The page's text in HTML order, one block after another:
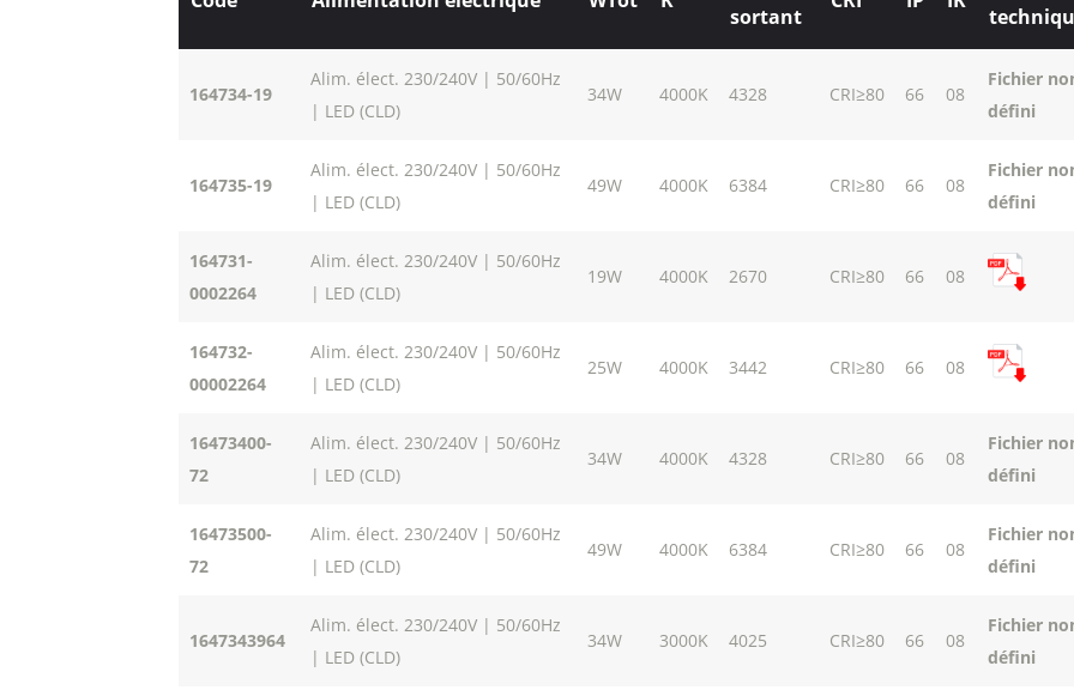
sortant
164734-19
Alim. élect. 230/240V | 50/60Hz
| LED (CLD)
34W 4000K 4328 CRI≥80 66 08
Fichier
défini
164735-19
Alim. élect. 230/240V | 50/60Hz
| LED (CLD)
49W 4000K 6384 CRI≥80 66 08
Fichier
défini
164731-
0002264
Alim. élect. 230/240V | 50/60Hz
| LED (CLD)
19W 4000K 2670 CRI≥80 66 08
164732-
00002264
Alim. élect. 230/240V | 50/60Hz
| LED (CLD)
25W 4000K 3442 CRI≥80 66 08
16473400-
72
Alim. élect. 230/240V | 50/60Hz
| LED (CLD)
34W 4000K 4328 CRI≥80 66 08
Fichier
défini
16473500-
72
Alim. élect. 230/240V | 50/60Hz
| LED (CLD)
49W 4000K 6384 CRI≥80 66 08
Fichier
défini
1647343964
Alim. élect. 230/240V | 50/60Hz
| LED (CLD)
34W 3000K 4025 CRI≥80 66 08
Fichier
défini